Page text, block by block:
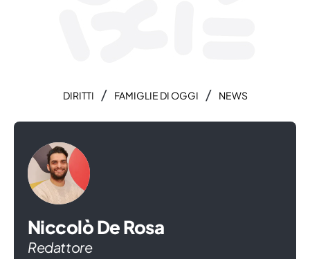
DIRITTI / FAMIGLIE DI OGGI / NEWS
Niccolò De Rosa
Redattore